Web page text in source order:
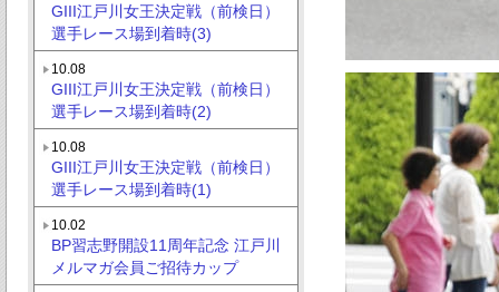
GIII江戸川女王決定戦（前検日）
選手レース場到着時(3)
10.08
GIII江戸川女王決定戦（前検日）
選手レース場到着時(2)
10.08
GIII江戸川女王決定戦（前検日）
選手レース場到着時(1)
10.02
BP習志野開設11周年記念 江戸川
メルマガ会員ご招待カップ